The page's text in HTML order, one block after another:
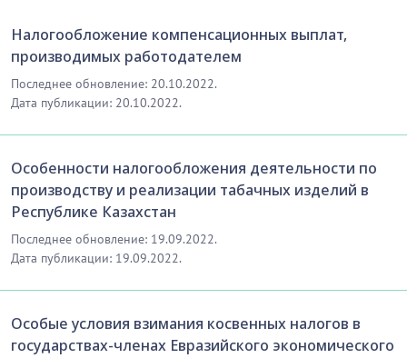
Налогообложение компенсационных выплат,
производимых работодателем
Последнее обновление: 20.10.2022.
Дата публикации: 20.10.2022.
Особенности налогообложения деятельности по
производству и реализации табачных изделий в
Республике Казахстан
Последнее обновление: 19.09.2022.
Дата публикации: 19.09.2022.
Особые условия взимания косвенных налогов в
государствах-членах Евразийского экономического